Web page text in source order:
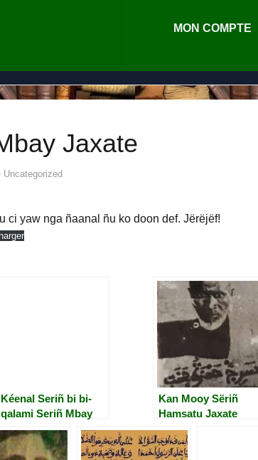
MON COMPTE
Jaxate
Uncategorized
ci yaw nga ñaanal ñu ko doon def. Jërëjëf!
Kéenal Seriñ bi bi-
qalami Seriñ Mbay
Jaxate
Kan Mooy Sëriñ
Hamsatu Jaxate